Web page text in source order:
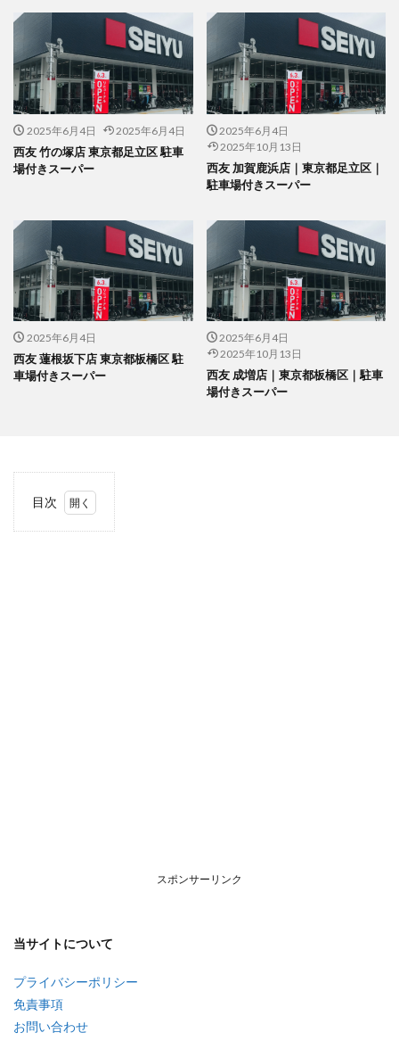
2025年6月4日 2025年6月4日
西友 竹の塚店 東京都足立区 駐車
場付きスーパー
2025年6月4日
2025年10月13日
西友 加賀鹿浜店｜東京都足立区｜
駐車場付きスーパー
2025年6月4日
西友 蓮根坂下店 東京都板橋区 駐
車場付きスーパー
2025年6月4日
2025年10月13日
西友 成増店｜東京都板橋区｜駐車
場付きスーパー
目次
スポンサーリンク
当サイトについて
プライバシーポリシー
免責事項
お問い合わせ